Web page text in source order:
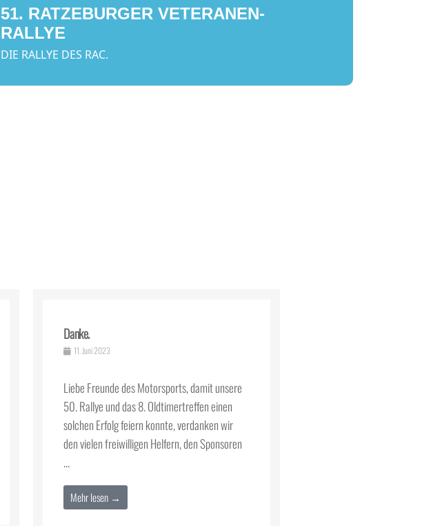
51. RATZEBURGER VETERANEN-
RALLYE
DIE RALLYE DES RAC.
Danke.
11. Juni 2023
Liebe Freunde des Motorsports, damit unsere
50. Rallye und das 8. Oldtimertreffen einen
solchen Erfolg feiern konnte, verdanken wir
den vielen freiwilligen Helfern, den Sponsoren
...
Mehr lesen →